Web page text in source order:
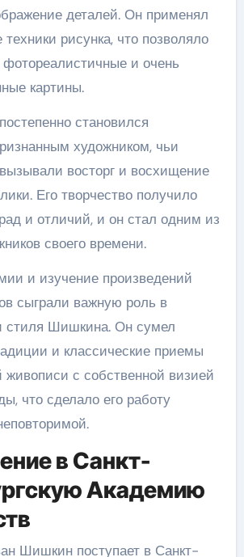
деталей. Он применял
рисунка, что позволяло
и очень
картины.
становился
художником, чьи
восторг и восхищение
Его творчество получило
и отличий, и он стал одним из
своего времени.
и изучение произведений
сыграли важную роль в
стиля Шишкина. Он сумел
и классические приемы
живописи с собственной визией
что сделало его работу
в Санкт-
Академию
Шишкин поступает в Санкт-